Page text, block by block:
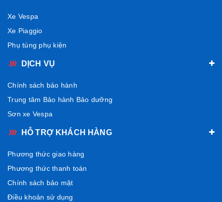
Xe Vespa
Xe Piaggio
Phụ tùng phụ kiện
DỊCH VỤ
Chính sách bảo hành
Trung tâm Bảo hành Bảo dưỡng
Sơn xe Vespa
HỖ TRỢ KHÁCH HÀNG
Phương thức giao hàng
Phương thức thanh toán
Chính sách bảo mật
Điều khoản sử dụng